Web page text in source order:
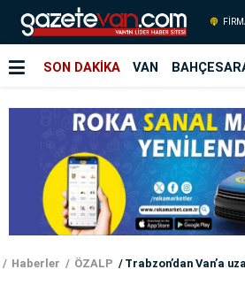
SON DAKİKA VAN
Haberler ÖZALP Trabzon’dan Van’a uzanan göç